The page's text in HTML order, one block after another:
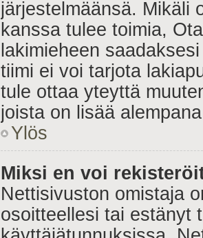
järjestelmäänsä. Mikäli
kanssa tulee toimia,
lakimieheen
tiimi ei voi tarjota
tule ottaa yteyttä
joista on lisää
Ylös
Miksi en voi
Nettisivuston omistaja
osoitteellesi tai estänyt